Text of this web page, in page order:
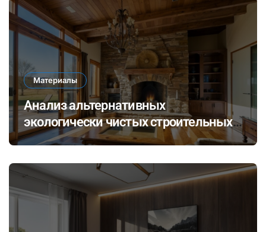
Материалы
Анализ альтернативных
экологически чистых строительных
материалов: ревитализация отходов
технологиях